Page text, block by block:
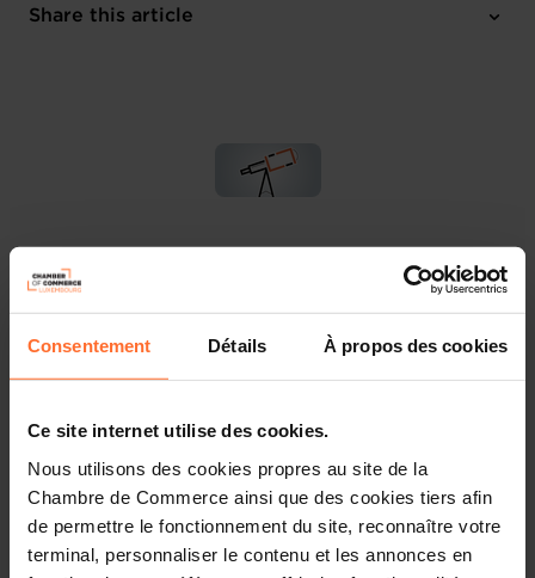
Consentement Détails À propos des cookies
Ce site internet utilise des cookies.
Nous utilisons des cookies propres au site de la
Chambre de Commerce ainsi que des cookies tiers afin
de permettre le fonctionnement du site, reconnaître votre
terminal, personnaliser le contenu et les annonces en
Online Workshop
Register here
Share this article
existing one in Luxembourg? Let’s get guided by the
advisors of the House of Entrepreneurship, the single
point of contact for entrepreneurs.
your business in Luxembourg?» focusing on the
Agenda
First part: tutorial in 45 minutes